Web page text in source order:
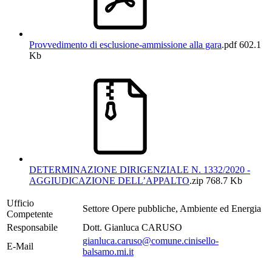
Provvedimento di esclusione-ammissione alla gara.pdf602.1
Kb
DETERMINAZIONE DIRIGENZIALE N. 1332/2020 -
AGGIUDICAZIONE DELL’APPALTO.zip 768.7 Kb
Ufficio
Competente
Settore Opere pubbliche, Ambiente ed Energia
Responsabile
Dott. Gianluca CARUSO
E-Mail
gianluca.caruso@comune.cinisello-
balsamo.mi.it